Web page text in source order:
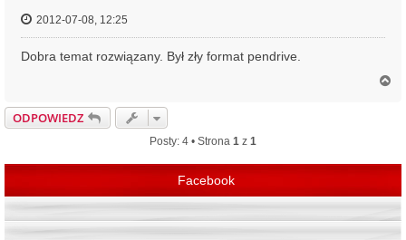
2012-07-08, 12:25
Dobra temat rozwiązany. Był zły format pendrive.
ODPOWIEDZ
Posty: 4 • Strona 1 z 1
Facebook